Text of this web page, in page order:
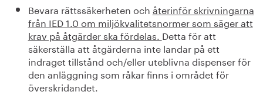
Bevara rättssäkerheten och återinför skrivningarna
från IED 1.0 om miljökvalitetsnormer som säger att
krav på åtgärder ska fördelas. Detta för att
säkerställa att åtgärderna inte landar på ett
indraget tillstånd och/eller uteblivna dispenser för
den anläggning som råkar finns i området för
överskridandet.